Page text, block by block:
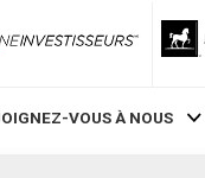
ZoneInvestisseurs RLP
VOUS À NOUS